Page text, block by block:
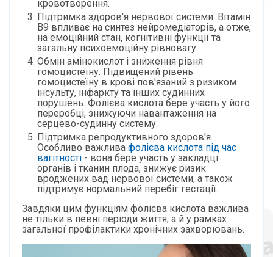
кровотворення.
Підтримка здоров'я нервової системи. Вітамін
B9 впливає на синтез нейромедіаторів, а отже,
на емоційний стан, когнітивні функції та
загальну психоемоційну рівновагу.
Обмін амінокислот і зниження рівня
гомоцистеїну. Підвищений рівень
гомоцистеїну в крові пов'язаний з ризиком
інсульту, інфаркту та інших судинних
порушень. Фолієва кислота бере участь у його
переробці, знижуючи навантаження на
серцево-судинну систему.
Підтримка репродуктивного здоров'я.
Особливо важлива фолієва кислота під час
вагітності - вона бере участь у закладці
органів і тканин плода, знижує ризик
вроджених вад нервової системи, а також
підтримує нормальний перебіг гестації.
Завдяки цим функціям фолієва кислота важлива
не тільки в певні періоди життя, а й у рамках
загальної профілактики хронічних захворювань.